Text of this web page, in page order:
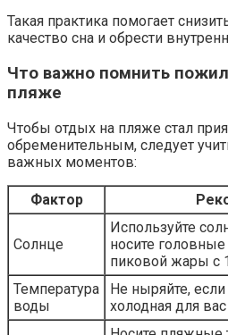
Такая практика помогает
качество сна и обрести
Что важно помнить
пляже
Чтобы отдых на пляже стал
обременительным, следует
важных моментов:
Фактор
Солнце
Используйте
носите
пиковой жары с
Температура
воды
Не ныряйте,
холодная для